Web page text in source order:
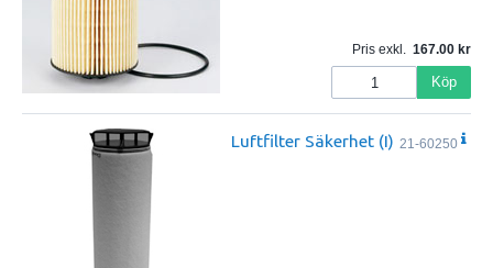
Pris exkl. 167.00
Köp
Luftfilter Säkerhet (I) 21-60250